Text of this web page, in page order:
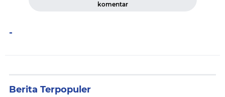
komentar
-
Berita Terpopuler